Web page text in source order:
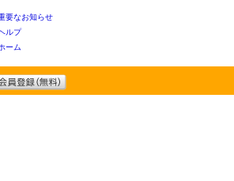
要なお知らせ
ルプ
ーム